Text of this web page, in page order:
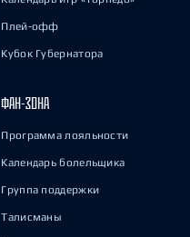
Плей-офф
Кубок Губернатора
ФАН-ЗОНА
Программа лояльности
Календарь болельщика
Группа поддержки
Талисманы